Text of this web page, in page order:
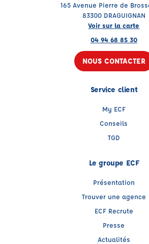
165 Avenue Pierre de
83300 DRAGUIGNAN
Voir sur la carte
04 94 68 85 30
NOUS CONTACTER
Service client
My ECF
Conseils
TGD
Le groupe ECF
Présentation
Trouver une agence
ECF Recrute
Presse
Actualités